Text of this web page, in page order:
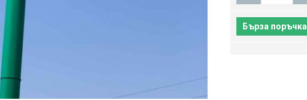
Бърза поръчка